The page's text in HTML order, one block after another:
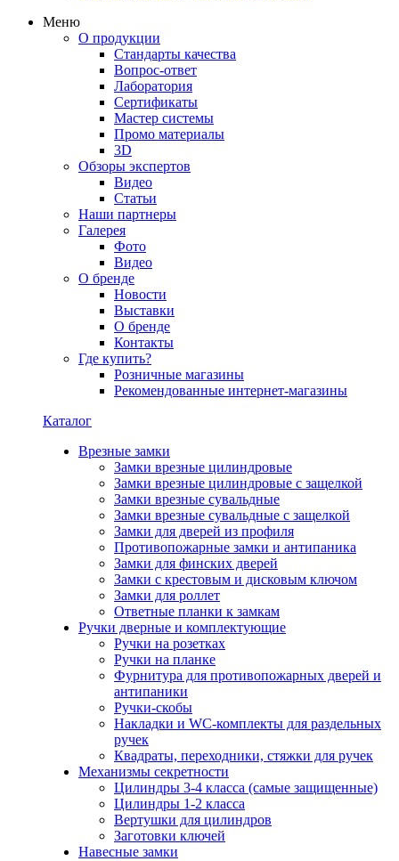
Меню
О продукции
Стандарты качества
Вопрос-ответ
Лаборатория
Сертификаты
Мастер системы
Промо материалы
3D
Обзоры экспертов
Видео
Статьи
Наши партнеры
Галерея
Фото
Видео
О бренде
Новости
Выставки
О бренде
Контакты
Где купить?
Розничные магазины
Рекомендованные интернет-магазины
Каталог
Врезные замки
Замки врезные цилиндровые
Замки врезные цилиндровые с защелкой
Замки врезные сувальдные
Замки врезные сувальдные с защелкой
Замки для дверей из профиля
Противопожарные замки и антипаника
Замки для финских дверей
Замки с крестовым и дисковым ключом
Замки для роллет
Ответные планки к замкам
Ручки дверные и комплектующие
Ручки на розетках
Ручки на планке
Фурнитура для противопожарных дверей и
антипаники
Ручки-скобы
Накладки и WC-комплекты для раздельных
ручек
Квадраты, переходники, стяжки для ручек
Механизмы секретности
Цилиндры 3-4 класса (самые защищенные)
Цилиндры 1-2 класса
Вертушки для цилиндров
Заготовки ключей
Навесные замки